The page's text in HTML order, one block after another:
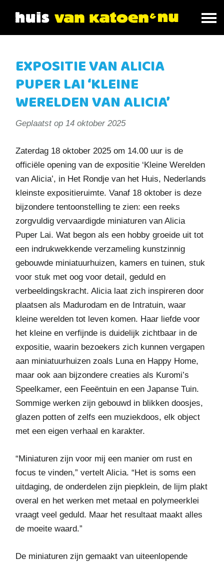
EXPOSITIE VAN ALICIA
PUPER LAI ‘KLEINE
WERELDEN VAN ALICIA’
Geplaatst op 14 oktober 2025
Zaterdag 18 oktober 2025 om 14.00 uur is de
officiële opening van de expositie ‘Kleine Werelden
van Alicia’, in Het Rondje van het Huis, Nederlands
kleinste expositieruimte. Vanaf 18 oktober is deze
bijzondere tentoonstelling te zien: een reeks
zorgvuldig vervaardigde miniaturen van Alicia
Puper Lai. Wat begon als een hobby groeide uit tot
een indrukwekkende verzameling kunstzinnig
gebouwde miniatuurhuizen, kamers en tuinen, stuk
voor stuk met oog voor detail, geduld en
verbeeldingskracht. Alicia laat zich inspireren door
plaatsen als Madurodam en de Intratuin, waar
kleine werelden tot leven komen. Haar liefde voor
het kleine en verfijnde is duidelijk zichtbaar in de
expositie, waarin bezoekers zich kunnen vergapen
aan miniatuurhuizen zoals Luna en Happy Home,
maar ook aan bijzondere creaties als Kuromi’s
Speelkamer, een Feeëntuin en een Japanse Tuin.
Sommige werken zijn gebouwd in blikken doosjes,
glazen potten of zelfs een muziekdoos, elk object
met een eigen verhaal en karakter.
“Miniaturen zijn voor mij een manier om rust en
focus te vinden,” vertelt Alicia. “Het is soms een
uitdaging, de onderdelen zijn piepklein, de lijm plakt
overal en het werken met metaal en polymeerklei
vraagt veel geduld. Maar het resultaat maakt alles
de moeite waard.”
De miniaturen zijn gemaakt van uiteenlopende